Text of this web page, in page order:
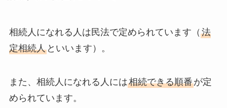
相続人になれる人は民法で定められています（ 法
定相続人といいます）。
また、相続人になれる人には相続できる順番が定
められています。